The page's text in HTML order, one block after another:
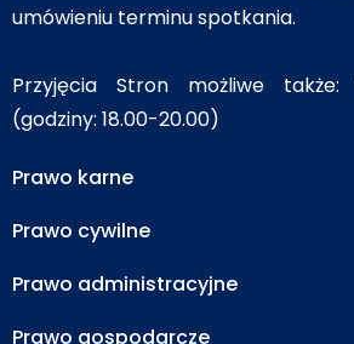
umówieniu terminu spotkania.
Przyjęcia Stron możliwe
(godziny: 18.00-20.00)
Prawo karne
Prawo cywilne
Prawo administracyjne
Prawo gospodarcze